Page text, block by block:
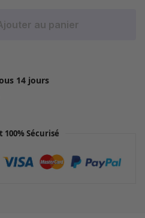
au panier
14 jours
100% Sécurisé